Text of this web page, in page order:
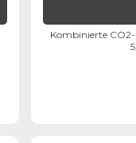
Kombinierte CO2-